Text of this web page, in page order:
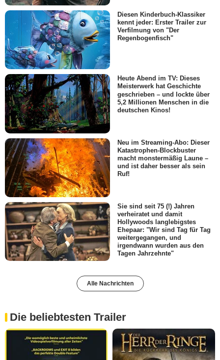
Diesen Kinderbuch-Klassiker
kennt jeder: Erster Trailer zur
Verfilmung von "Der
Regenbogenfisch"
Heute Abend im TV: Dieses
Meisterwerk hat Geschichte
geschrieben – und lockte über
5,2 Millionen Menschen in die
deutschen Kinos!
Neu im Streaming-Abo: Dieser
Katastrophen-Blockbuster
macht monstermäßig Laune –
und ist daher besser als sein
Ruf!
Sie sind seit 75 (!) Jahren
verheiratet und damit
Hollywoods langlebigstes
Ehepaar: "Wir sind Tag für Tag
weitergegangen, und
irgendwann wurden aus den
Tagen Jahrzehnte"
Alle Nachrichten
Die beliebtesten Trailer